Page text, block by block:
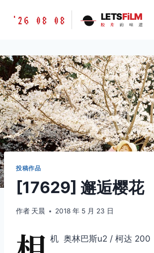
胶
味
道
LETSFILM
'26 08 08 LETSFiLM
胶 片 的 味 道
投稿作品
[17629] 邂逅樱花
作者 天晨 2018 年 5 月 23 日
机 奥林巴斯u2 / 柯达 200